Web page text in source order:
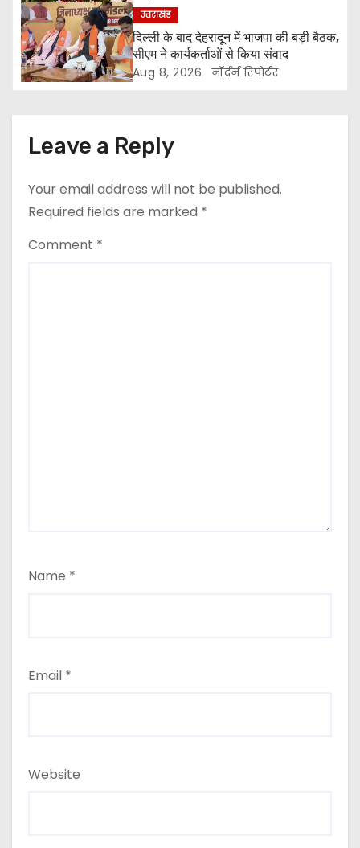
g
a
t
o
उत्तराखंड
दिल्ली के बाद देहरादून में भाजपा की बड़ी बैठक,
सीएम ने कार्यकर्ताओं से किया संवाद
Aug 8, 2026 नॉर्दर्न रिपोर्टर
Leave a Reply
Your email address will not be published.
Required fields are marked *
Comment *
Name *
Email *
Website